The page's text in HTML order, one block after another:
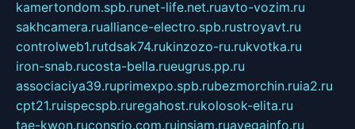
kamertondom.spb.runet-life.net.ruavto-vozim.ru
sakhcamera.rualliance-electro.spb.rustroyavt.ru
controlweb1.rutdsak74.rukinzozo-ru.rukvotka.ru
iron-snab.rucosta-bella.rueugrus.pp.ru
associaciya39.ruprimexpo.spb.rubezmorchin.ruia2.ru
cpt21.ruispecspb.ruregahost.rukolosok-elita.ru
tae-kwon.ruconsrio.com.ruinsiam.ruavegainfo.ru